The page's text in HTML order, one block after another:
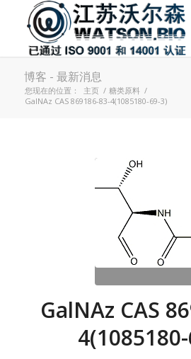
博客 - 最新消息
您现在的位置： 主页 / 糖类原料 /
GalNAz CAS 869186-83-4(1085180-69-3)
GalNAz CAS